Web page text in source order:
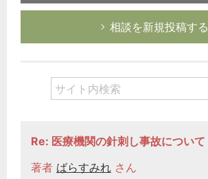
相談を新規投稿する
Re: 医療機関の針刺し事故について
著者 ばらすみれ さん